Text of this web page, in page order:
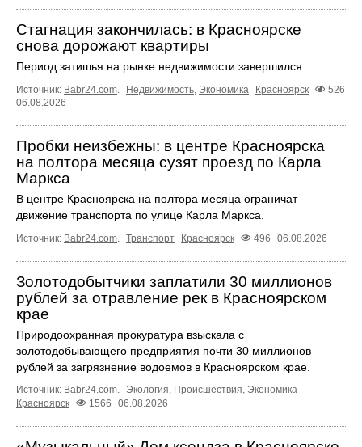
Стагнация закончилась: в Красноярске
снова дорожают квартиры
Период затишья на рынке недвижимости завершился.
Источник: Babr24.com. Недвижимость, Экономика Красноярск
526
06.08.2026
Пробки неизбежны: в центре Красноярска
на полтора месяца сузят проезд по Карла
Маркса
В центре Красноярска на полтора месяца ограничат
движение транспорта по улице Карла Маркса.
Источник: Babr24.com. Транспорт Красноярск 496 06.08.2026
Золотодобытчики заплатили 30 миллионов
рублей за отравление рек в Красноярском
крае
Природоохранная прокуратура взыскала с
золотодобывающего предприятия почти 30 миллионов
рублей за загрязнение водоемов в Красноярском крае.
Источник: Babr24.com. Экология, Происшествия, Экономика
Красноярск
1566 06.08.2026